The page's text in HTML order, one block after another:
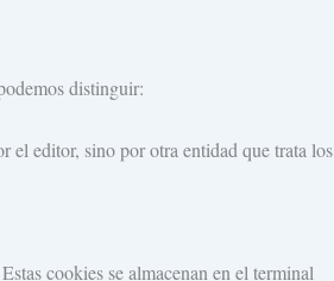
distinguir:
el editor, sino por otra entidad que trata los
cookies se almacenan en el terminal